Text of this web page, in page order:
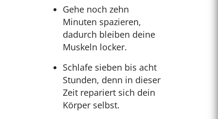
Gehe noch zehn
Minuten spazieren,
dadurch bleiben deine
Muskeln locker.
Schlafe sieben bis acht
Stunden, denn in dieser
Zeit repariert sich dein
Körper selbst.